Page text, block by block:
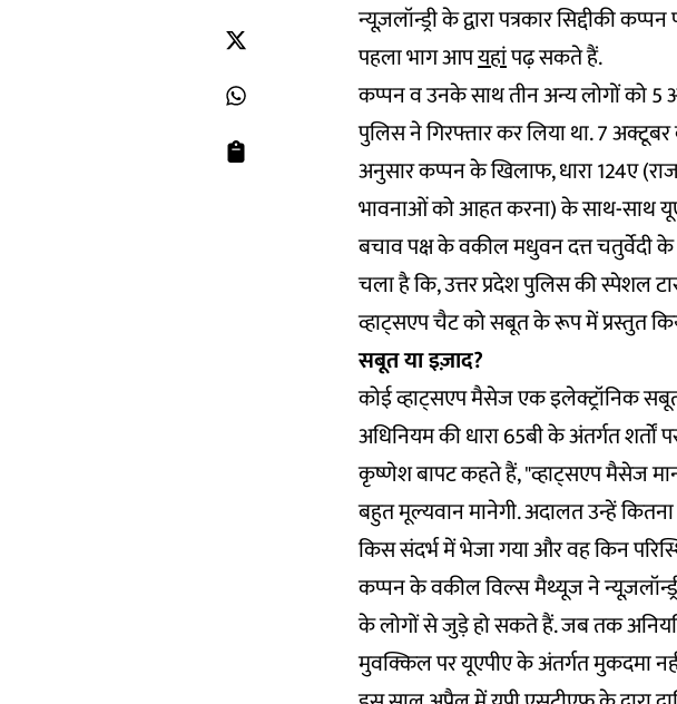
न्यूज़लॉन्ड्री के द्वारा पत्रकार सिद्दीकी
पहला भाग आपयहांपढ़ सकते हैं.
कप्पन व उनके साथ तीन अन्य लोगों को 5
पुलिस नेगिरफ्तारकर लिया था. 7
अनुसार कप्पन के खिलाफ, धारा 124ए
भावनाओं को आहत करना) के साथ-साथ
बचाव पक्ष के वकील मधुवन दत्त चतुर्वेदी के
चला है कि, उत्तर प्रदेश पुलिस की स्पेशल
व्हाट्सएप चैट को सबूत के रूप में प्रस्तुत
सबूत या इज़ाद?
कोईव्हाट्सएप मैसेजएक इलेक्ट्रॉनिक
अधिनियम कीधारा 65बीके अंतर्गत शर्तों
कृष्णेश बापट कहते हैं, "व्हाट्सएप मैसेज
बहुत मूल्यवान मानेगी. अदालत उन्हें
किस संदर्भ में भेजा गया और वह किन
कप्पन के वकील विल्स मैथ्यूज ने
के लोगों से जुड़े हो सकते हैं. जब तक
मुवक्किल पर यूएपीए के अंतर्गत मुकदमा